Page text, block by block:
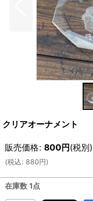
クリアオーナメント
販売価格: 800円(税別)
(税込: 880円)
在庫数 1点